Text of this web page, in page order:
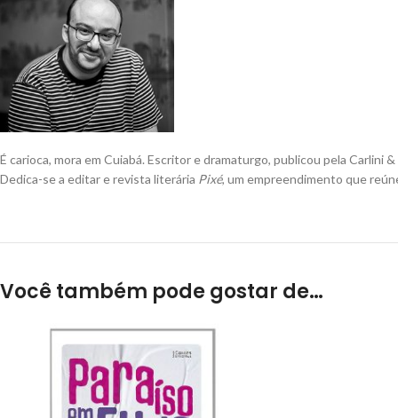
É carioca, mora em Cuiabá. Escritor e dramaturgo, publicou pela
Dedica-se a editar e revista literária Pixé, um empreendimento que
Você também pode gostar de…